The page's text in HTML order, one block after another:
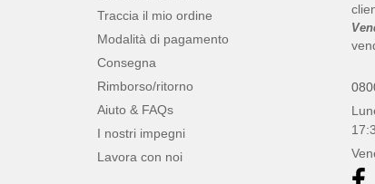
Traccia il mio ordine
Modalità di pagamento
Consegna
Rimborso/ritorno
Aiuto & FAQs
I nostri impegni
Lavora con noi